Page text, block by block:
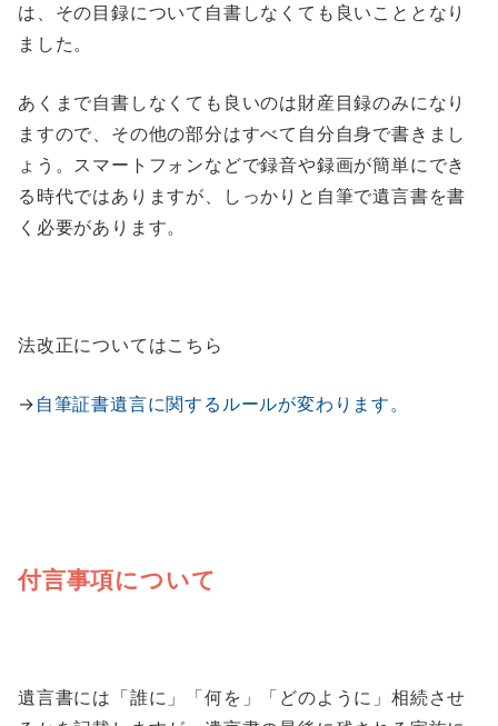
は、その目録について自書しなくても良いこととなり
ました。
あくまで自書しなくても良いのは財産目録のみになり
ますので、その他の部分はすべて自分自身で書きまし
ょう。スマートフォンなどで録音や録画が簡単にでき
る時代ではありますが、しっかりと自筆で遺言書を書
く必要があります。
法改正についてはこちら
→ 自筆証書遺言に関するルールが変わります。
付言事項について
遺言書には「誰に」「何を」「どのように」相続させ